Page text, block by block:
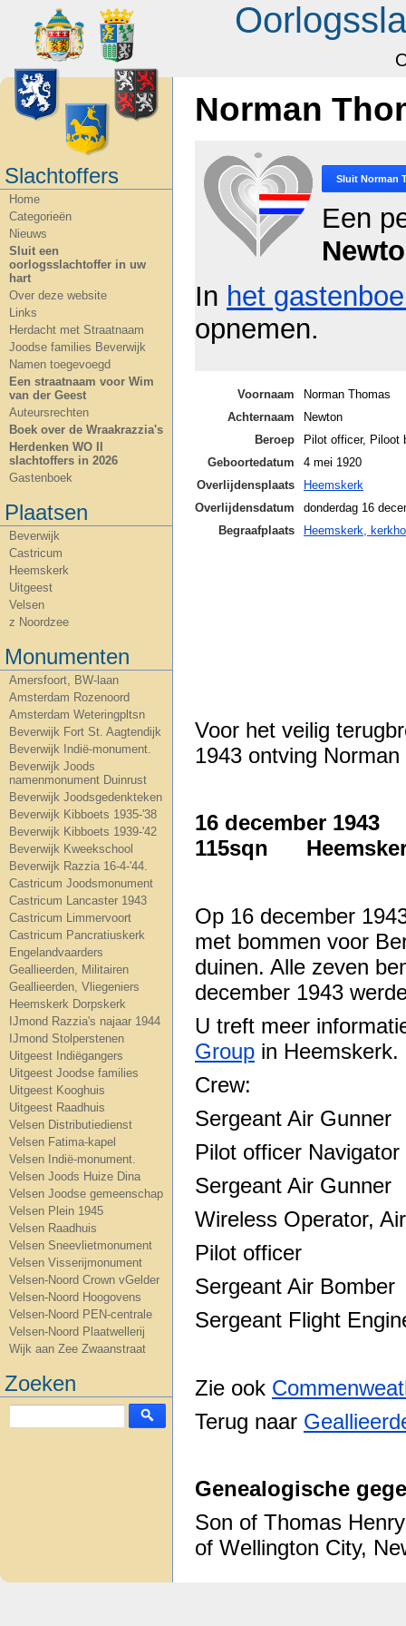
Slachtoffers
Home
Categorieën
Nieuws
Sluit een
oorlogsslachtoffer in uw
hart
Over deze website
Links
Herdacht met Straatnaam
Joodse families Beverwijk
Namen toegevoegd
Een straatnaam voor Wim
van der Geest
Auteursrechten
Boek over de Wraakrazzia's
Herdenken WO II
slachtoffers in 2026
Gastenboek
Plaatsen
Beverwijk
Castricum
Heemskerk
Uitgeest
Velsen
z Noordzee
Monumenten
Amersfoort, BW-laan
Amsterdam Rozenoord
Amsterdam Weteringpltsn
Beverwijk Fort St. Aagtendijk
Beverwijk Indië-monument.
Beverwijk Joods
namenmonument Duinrust
Beverwijk Joodsgedenkteken
Beverwijk Kibboets 1935-'38
Beverwijk Kibboets 1939-'42
Beverwijk Kweekschool
Beverwijk Razzia 16-4-'44.
Castricum Joodsmonument
Castricum Lancaster 1943
Castricum Limmervoort
Castricum Pancratiuskerk
Engelandvaarders
Geallieerden, Militairen
Geallieerden, Vliegeniers
Heemskerk Dorpskerk
IJmond Razzia's najaar 1944
IJmond Stolperstenen
Uitgeest Indiëgangers
Uitgeest Joodse families
Uitgeest Kooghuis
Uitgeest Raadhuis
Velsen Distributiedienst
Velsen Fatima-kapel
Velsen Indië-monument.
Velsen Joods Huize Dina
Velsen Joodse gemeenschap
Velsen Plein 1945
Velsen Raadhuis
Velsen Sneevlietmonument
Velsen Visserijmonument
Velsen-Noord Crown vGelder
Velsen-Noord Hoogovens
Velsen-Noord PEN-centrale
Velsen-Noord Plaatwellerij
Wijk aan Zee Zwaanstraat
Zoeken
Norman
Sluit Norman
Een
In het
opnemen.
Voornaam
Norman Thomas
Achternaam
Newton
Beroep
Pilot officer, Piloot
Geboortedatum
4 mei 1920
Overlijdensplaats
Heemskerk
Overlijdensdatum
donderdag 16
Begraafplaats
Heemskerk,
Voor het veilig
1943 ontving
16 december
115sqn
Op 16 december
met bommen voor
duinen. Alle zeven
december 1943
U treft meer
Group in Heemskerk.
Crew:
Sergeant
Pilot officer
Sergeant
Wireless
Pilot
Sergeant
Sergeant
Zie ook C
Terug naar
Genealogische
Son of Thomas
of Wellington City,